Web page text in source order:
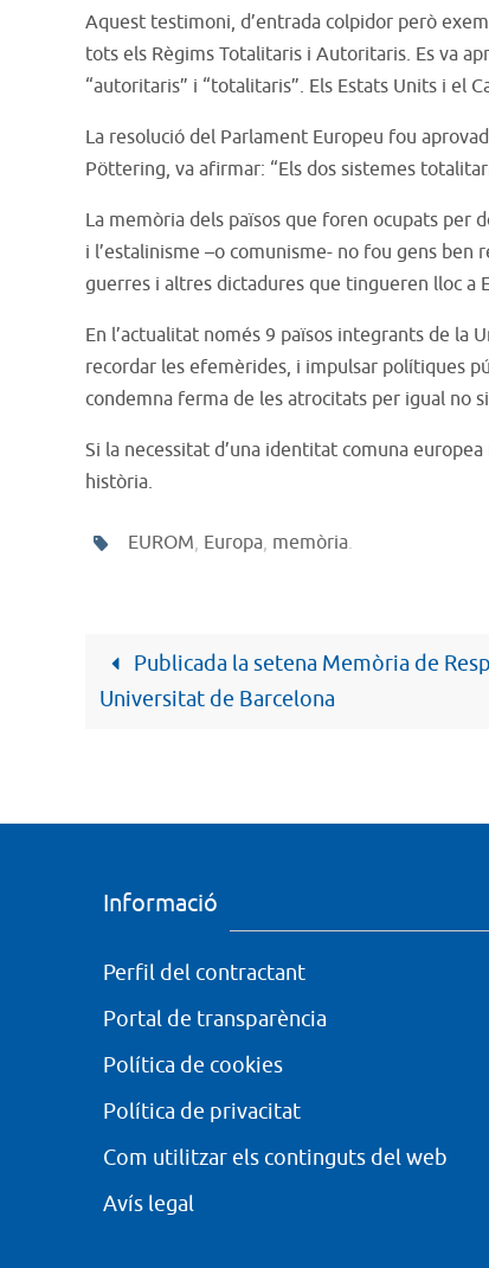
Aquest testimoni, d’entrada colpidor però
tots els Règims Totalitaris i Autoritaris. Es va
“autoritaris” i “totalitaris”. Els Estats Units i el
La resolució del Parlament Europeu fou
Pöttering, va afirmar: “Els dos sistemes
La memòria dels països que foren ocupats per
i l’estalinisme –o comunisme- no fou gens ben
guerres i altres dictadures que tingueren lloc a
En l’actualitat només 9 països integrants de la
recordar les efemèrides, i impulsar polítiques
condemna ferma de les atrocitats per igual no
Si la necessitat d’una identitat comuna
història.
EUROM, Europa, memòria.
Publicada la setena Memòria de
Universitat de Barcelona
Informació
Perfil del contractant
Portal de transparència
Política de cookies
Política de privacitat
Com utilitzar els continguts del web
Avís legal